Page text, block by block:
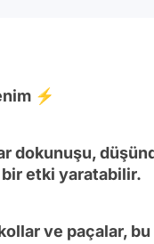
⚡️
dokunuşu,
etki yaratabilir.
ve paçalar,